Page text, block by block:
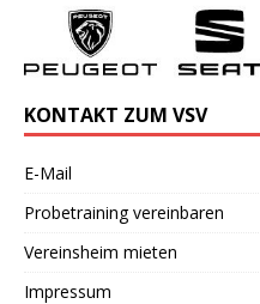
KONTAKT ZUM VSV
E-Mail
Probetraining vereinbaren
Vereinsheim mieten
Impressum